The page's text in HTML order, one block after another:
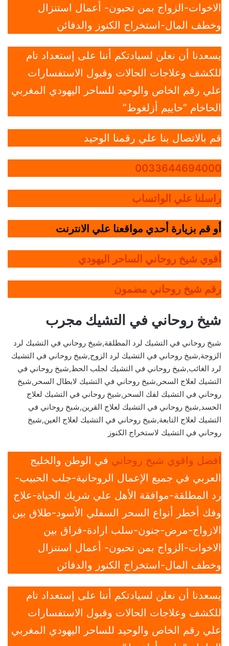
الاخوات-الزواج بمن تحبون- أعمال استنزال
وخطف المال-استخراج الكنوز والدفائن
يسعدنا أن نعلن لسيادتكم أننا على إستعداد تام
للكشف وعلاجات الحالات وقبول الاستفسارات
علي رقم الخاص والوحيد للساحر اليهودي المغربي
الحاخام “حاييم أزلغوط”
قم بالاتصال بنا علي رقمنا الوحيد
0033644694000
راسلنا علي الواتساب
أو قم بزيارة أحدي مواقعنا علي الانترنت
أقوي شيخ روحاني الساحر اليهودي
رقم شيخ روحاني مضمون
شيخ روحاني في التشيك مجرب
شيخ روحاني في التشيك لرد المطلقة,شيخ روحاني في التشيك لرد
الزوجة,شيخ روحاني في التشيك لرد الزوج,شيخ روحاني في التشيك
لرد الغائب,شيخ روحاني في التشيك لجلب الحظ,شيخ روحاني في
التشيك لعلاج السحر,شيخ روحاني في التشيك لابطال السحر,شيخ
روحاني في التشيك لفك السحر,شيخ روحاني في التشيك لعلاج
الحسد,شيخ روحاني في التشيك لعلاج القرين,شيخ روحاني في
التشيك لعلاج التابعة,شيخ روحاني في التشيك لعلاج العين,شيخ
روحاني في التشيك لاستخراج الكنوز
افضل واقوي شيخ روحاني في الوطن والخليج
العربي في جميع الإعمال الروحانية-جلب الحبيب-
رد المطلقة-موافقة الأهل علي شريك الحياة-علاج
وفك أخطر أنواع السحر السفلي الأسود-طلاق بين
الازواج-مرض-جنون-سلب ارادة-فراق بين
الاخوات-الزواج بمن تحبون- أعمال استنزال
وخطف المال-استخراج الكنوز والدفائن
يسعدنا أن نعلن لسيادتكم أننا على إستعداد تام
للكشف وعلاجات الحالات وقبول الاستفسارات
علي رقم الخاص والوحيد للساحر اليهودي المغربي